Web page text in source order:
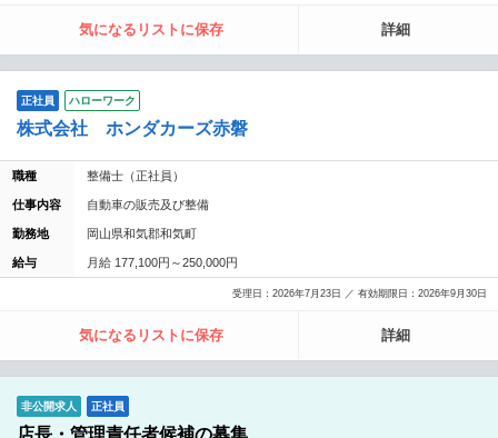
気になるリストに保存 詳細
正社員 ハローワーク
株式会社 ホンダカーズ赤磐
職種 整備士（正社員）
仕事内容 自動車の販売及び整備
勤務地 岡山県和気郡和気町
給与 月給 177,100円～250,000円
受理日：2026年7月23日 ／ 有効期限日：2026年9月30日
気になるリストに保存 詳細
非公開求人 正社員
店長・管理責任者候補の募集